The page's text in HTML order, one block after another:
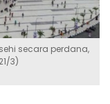
secara perdana,
3)